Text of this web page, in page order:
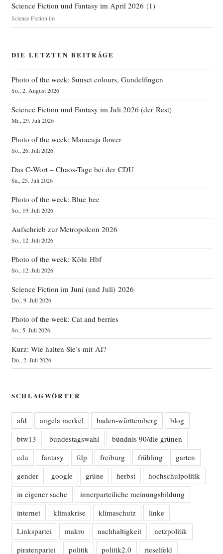
Science Fiction und Fantasy im April 2026 (1)
Science Fiction im
DIE LETZTEN BEITRÄGE
Photo of the week: Sunset colours, Gundelfingen
So., 2. August 2026
Science Fiction und Fantasy im Juli 2026 (der Rest)
Mi., 29. Juli 2026
Photo of the week: Maracuja flower
So., 26. Juli 2026
Das C‑Wort – Chaos-Tage bei der CDU
Sa., 25. Juli 2026
Photo of the week: Blue bee
So., 19. Juli 2026
Aufschrieb zur Metropolcon 2026
So., 12. Juli 2026
Photo of the week: Köln Hbf
So., 12. Juli 2026
Science Fiction im Juni (und Juli) 2026
Do., 9. Juli 2026
Photo of the week: Cat and berries
So., 5. Juli 2026
Kurz: Wie halten Sie’s mit AI?
Do., 2. Juli 2026
SCHLAGWÖRTER
afd angela merkel baden-württemberg
blog
btw13
bundestagswahl
bündnis 90/die grünen
cdu
fantasy fdp freiburg frühling
garten
gender
google grüne herbst
hochschulpolitik
in eigener sache
innerparteiliche meinungsbildung
internet
klimakrise klimaschutz
linke
Linkspartei
makro nachhaltigkeit
netzpolitik
piratenpartei
politik politik2.0 rieselfeld